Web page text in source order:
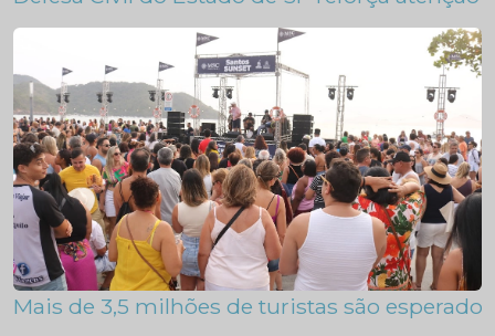
Mais de 3,5 milhões de turistas são